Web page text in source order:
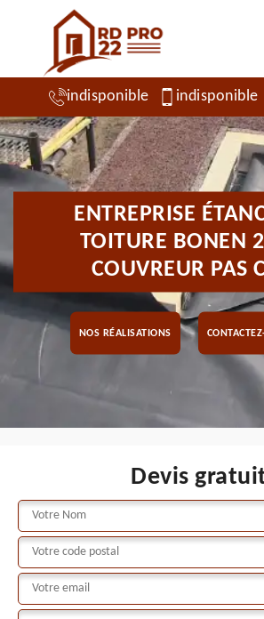
indisponible indisponible
ENTREPRISE
TOITURE BONEN
COUVREUR PAS
NOS RÉALISATIONS
Devis